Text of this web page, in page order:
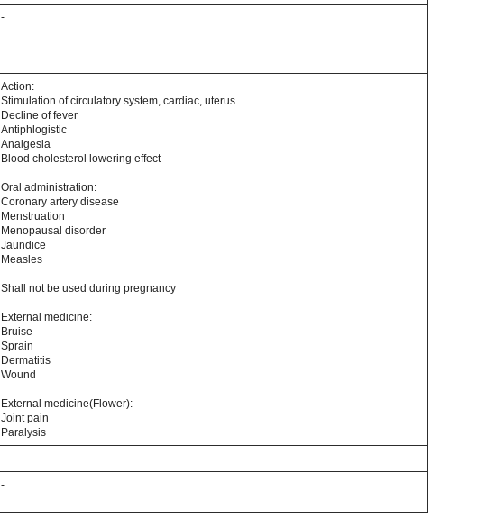
-
Action:
Stimulation of circulatory system, cardiac, uterus
Decline of fever
Antiphlogistic
Analgesia
Blood cholesterol lowering effect
Oral administration:
Coronary artery disease
Menstruation
Menopausal disorder
Jaundice
Measles
Shall not be used during pregnancy
External medicine:
Bruise
Sprain
Dermatitis
Wound
External medicine(Flower):
Joint pain
Paralysis
-
-